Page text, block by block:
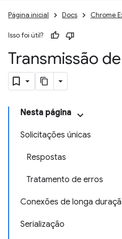
Página inicial Docs Chrome
Isso foi útil?
Transmissão
Nesta página
Solicitações únicas
Respostas
Tratamento de erros
Conexões de longa
Serialização